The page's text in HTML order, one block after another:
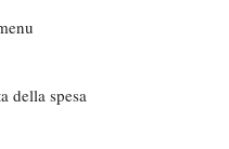
della spesa